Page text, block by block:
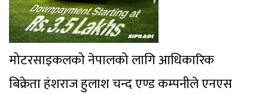
मोटरसाइकलको नेपालको लागि आधिकारिक
बिक्रेता हंशराज हुलाश चन्द एण्ड कम्पनीले एनएस